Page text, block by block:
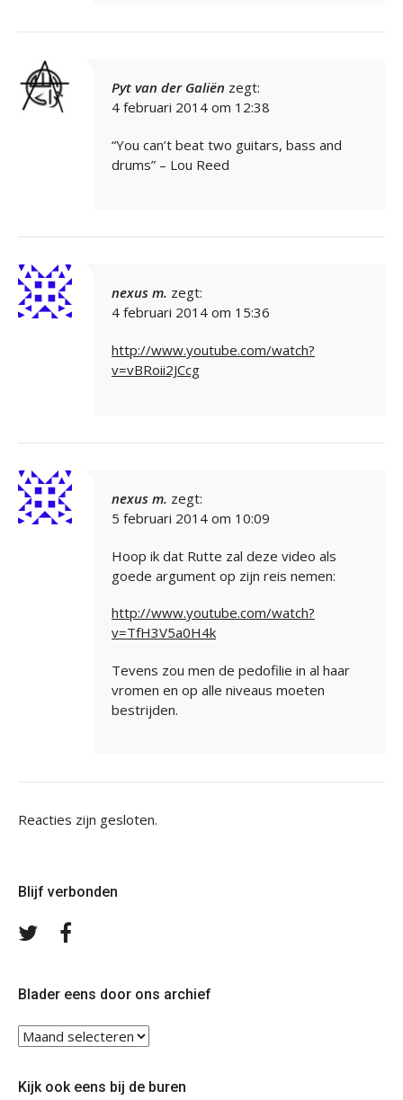
Pyt van der Galiën zegt:
4 februari 2014 om 12:38
“You can’t beat two guitars, bass and
drums” – Lou Reed
nexus m. zegt:
4 februari 2014 om 15:36
http://www.youtube.com/watch?
v=vBRoii2JCcg
nexus m. zegt:
5 februari 2014 om 10:09
Hoop ik dat Rutte zal deze video als
goede argument op zijn reis nemen:
http://www.youtube.com/watch?
v=TfH3V5a0H4k
Tevens zou men de pedofilie in al haar
vromen en op alle niveaus moeten
bestrijden.
Reacties zijn gesloten.
Blijf verbonden
Volg
Blader eens door ons archief
Blader
eens
ons
Kijk ook eens bij de buren